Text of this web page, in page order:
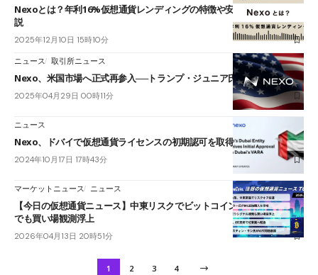
Nexoとは？年利16%仮想通貨レンディングの特徴や安全性、評判を解
説
2025年12月10日 15時10分
ニュース 取引所ニュース
Nexo、米国市場へ正式再参入──トランプ・ジュニア氏らが支持表明
2025年04月29日 00時11分
ニュース
Nexo、ドバイで仮想通貨ライセンスの初期認可を取得
2024年10月17日 17時43分
マーケットニュース ニュース
【今日の仮想通貨ニュース】中東リスクでビットコイン急落｜市場悪化
でも買い場観測浮上
2026年04月13日 20時51分
1 2 3 4